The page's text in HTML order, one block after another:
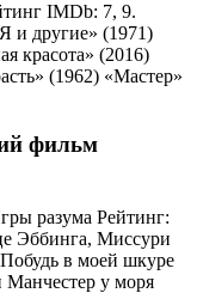
IMDb: 7, 9.
и другие» (1971)
красота» (2016)
(1962) «Мастер»
фильм
разума Рейтинг:
Эббинга, Миссури
в моей шкуре
Манчестер у моря